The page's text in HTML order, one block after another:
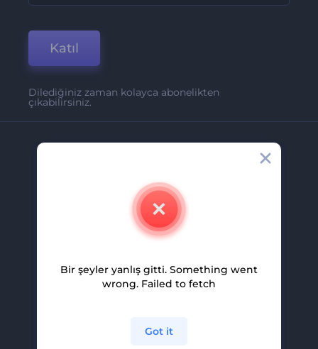
Katıl
Dilediğiniz zaman kolayca abonelikten
çıkabilirsiniz.
İletişim
Kariyer
Ortaklık Programı
Bir şeyler yanlış gitti. Something went
wrong. Failed to fetch
Got it